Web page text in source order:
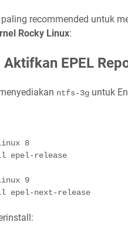
recommended untuk
Rocky Linux:
Aktifkan EPEL
ntfs-3g untuk
8
epel-release
9
epel-next-release